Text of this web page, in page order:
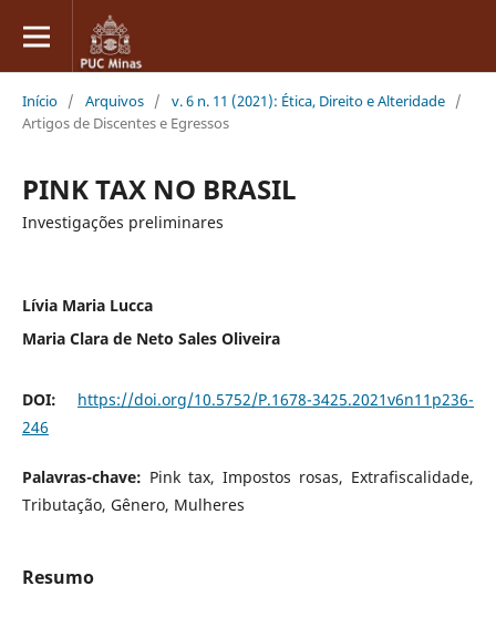
Início / Arquivos / v. 6 n. 11 (2021): Ética, Direito e Alteridade /
Artigos de Discentes e Egressos
PINK TAX NO BRASIL
Investigações preliminares
Lívia Maria Lucca
Maria Clara de Neto Sales Oliveira
DOI: https://doi.org/10.5752/P.1678-3425.2021v6n11p236-
246
Palavras-chave: Pink tax, Impostos rosas, Extrafiscalidade,
Tributação, Gênero, Mulheres
Resumo